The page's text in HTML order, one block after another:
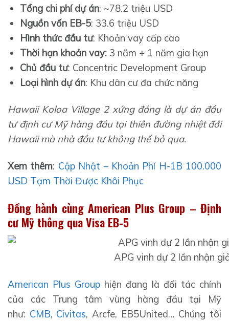
Tổng chi phí dự án: ~78.2 triệu USD
Nguồn vốn EB-5: 33.6 triệu USD
Hình thức đầu tư: Khoản vay cấp cao
Thời hạn khoản vay:3 năm + 1 năm gia hạn
Chủ đầu tư: Concentric Development Group
Loại hình dự án: Khu dân cư đa chức năng
Hawaii Koloa Village 2 xứng đáng là dự án đầu
tư định cư Mỹ hàng đầu tại thiên đường nhiệt đới
Hawaii mà nhà đầu tư không thể bỏ qua.
Xem thêm: Cập Nhật – Khoản Phí H-1B 100.000
USD Tạm Thời Được Khôi Phục
Đồng hành cùng American Plus Group – Định
cư Mỹ thông qua Visa EB-5
APG vinh dự 2 lần nhận
American Plus Group hiện đang là đối tác chính
của các Trung tâm vùng hàng đầu tại Mỹ
như: CMB, Civitas, Arcfe, EB5United… Chúng tôi